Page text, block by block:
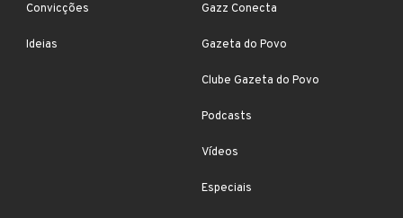
Convicções
Ideias
Gazz Conecta
Gazeta do Povo
Clube Gazeta do Povo
Podcasts
Vídeos
Especiais